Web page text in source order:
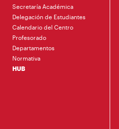
Secretaría Académica
Delegación de Estudiantes
Calendario del Centro
Profesorado
Departamentos
Normativa
HUB